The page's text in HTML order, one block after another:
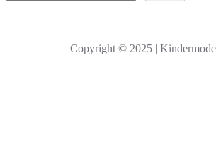
o
e
Copyright © 2025 |